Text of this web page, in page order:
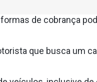
formas de cobrança
que busca um